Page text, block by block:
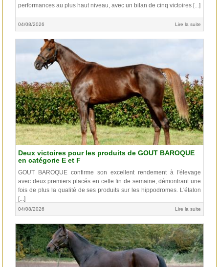
performances au plus haut niveau, avec un bilan de cinq victoires [...]
04/08/2026 Lire la suite
Deux victoires pour les produits de GOUT BAROQUE
en catégorie E et F
GOUT BAROQUE confirme son excellent rendement à l'élevage
avec deux premiers placés en cette fin de semaine, démontrant une
fois de plus la qualité de ses produits sur les hippodromes. L'étalon
[...]
04/08/2026 Lire la suite